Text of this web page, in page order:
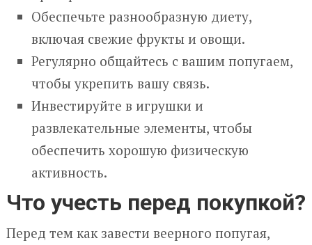
Обеспечьте разнообразную диету,
включая свежие фрукты и овощи.
Регулярно общайтесь с вашим попугаем,
чтобы укрепить вашу связь.
Инвестируйте в игрушки и
развлекательные элементы, чтобы
обеспечить хорошую физическую
активность.
Что учесть перед покупкой?
Перед тем как завести веерного попугая,